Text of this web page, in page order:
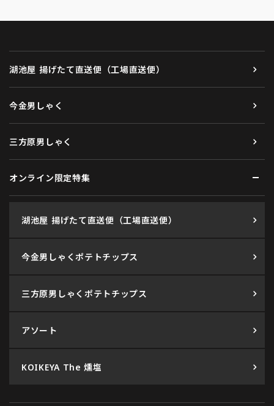
湖池屋 揚げたて直送便（工場直送便）
今金男しゃく
三方原男しゃく
オンライン限定特集
湖池屋 揚げたて直送便（工場直送便）
今金男しゃくポテトチップス
三方原男しゃくポテトチップス
アソート
KOIKEYA The 燻塩